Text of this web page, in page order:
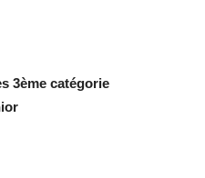
3ème catégorie